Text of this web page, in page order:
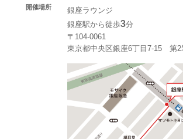
開催場所
銀座ラウンジ
銀座駅から徒歩3分
〒104-0061
東京都中央区銀座6丁目7-15 第2